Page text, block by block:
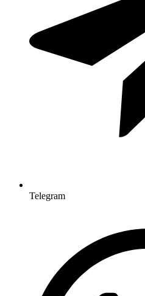
Telegram